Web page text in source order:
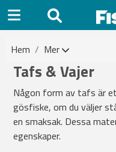
Hem Mer
Tafs & Vajer
Någon form av tafs är
gösfiske, om du väljer
en smaksak. Dessa
egenskaper.